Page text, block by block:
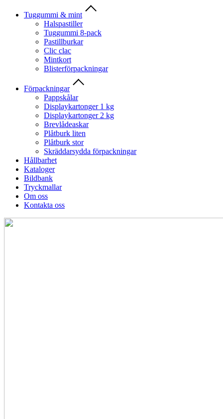
Tuggummi & mint
Halspastiller
Tuggummi 8-pack
Pastillburkar
Clic clac
Mintkort
Blisterförpackningar
Förpackningar
Pappskålar
Displaykartonger 1 kg
Displaykartonger 2 kg
Brevlådeaskar
Plåtburk liten
Plåtburk stor
Skräddarsydda förpackningar
Hållbarhet
Kataloger
Bildbank
Tryckmallar
Om oss
Kontakta oss